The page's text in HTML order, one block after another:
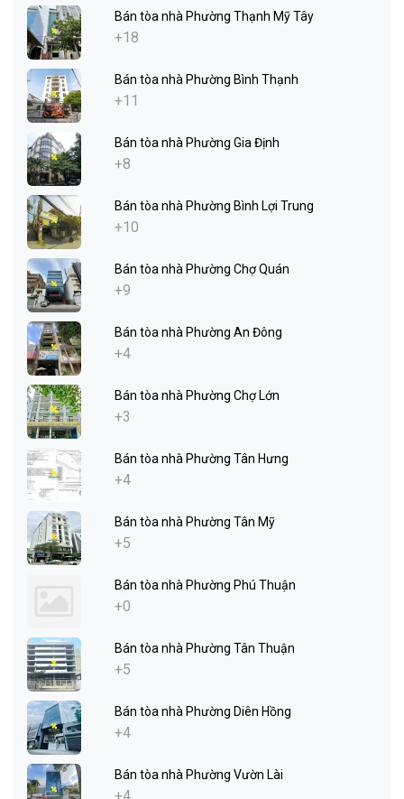
Bán tòa nhà Phường Thạnh Mỹ Tây
+18
Bán tòa nhà Phường Bình Thạnh
+11
Bán tòa nhà Phường Gia Định
+8
Bán tòa nhà Phường Bình Lợi Trung
+10
Bán tòa nhà Phường Chợ Quán
+9
Bán tòa nhà Phường An Đông
+4
Bán tòa nhà Phường Chợ Lớn
+3
Bán tòa nhà Phường Tân Hưng
+4
Bán tòa nhà Phường Tân Mỹ
+5
Bán tòa nhà Phường Phú Thuận
+0
Bán tòa nhà Phường Tân Thuận
+5
Bán tòa nhà Phường Diên Hồng
+4
Bán tòa nhà Phường Vườn Lài